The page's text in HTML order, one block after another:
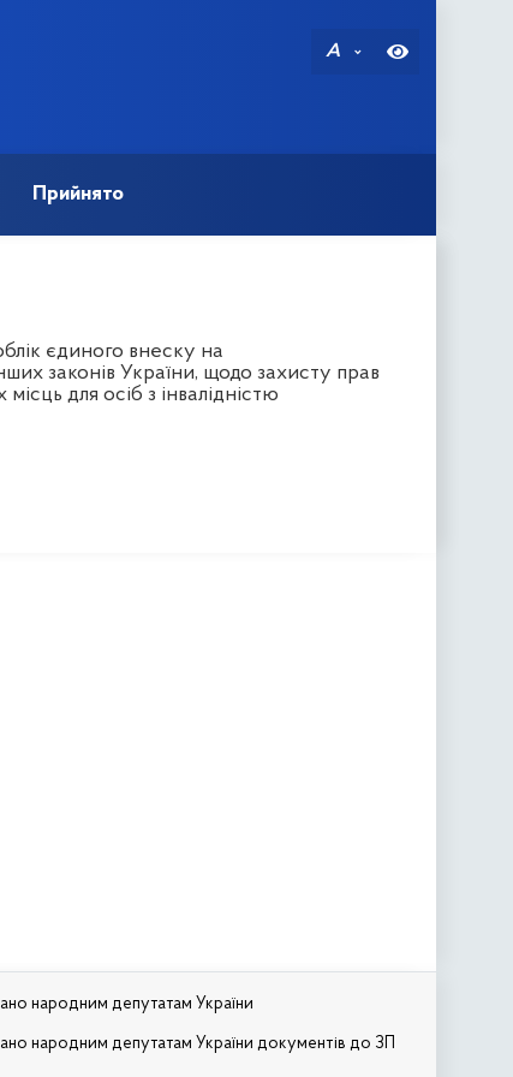
A
Прийнято
єдиного внеску на
законів України, щодо захисту прав
для осіб з інвалідністю
народним депутатам України
народним депутатам України документів до ЗП